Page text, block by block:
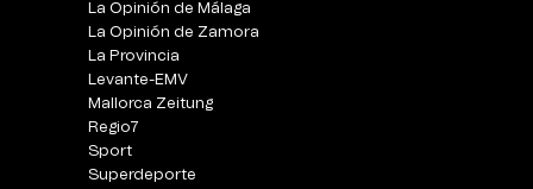
La Opinión de Málaga
La Opinión de Zamora
La Provincia
Levante-EMV
Mallorca Zeitung
Regio7
Sport
Superdeporte